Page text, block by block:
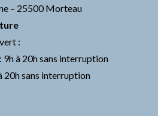
– 25500 Morteau
:
9h à 20h sans interruption
20h sans interruption